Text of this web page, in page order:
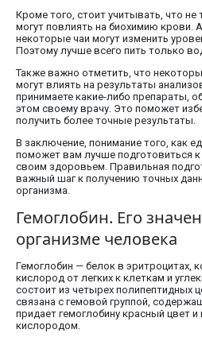
Кроме того, стоит учитывать, что не
могут повлиять на биохимию крови.
некоторые чаи могут изменить
Поэтому лучше всего пить только
Также важно отметить, что
могут влиять на результаты
принимаете какие-либо препараты,
этом своему врачу. Это поможет
получить более точные результаты.
В заключение, понимание того, как
поможет вам лучше подготовиться к
своим здоровьем. Правильная
важный шаг к получению точных
организма.
Гемоглобин. Его
организме человека
Гемоглобин — белок в эритроцитах,
кислород от легких к клеткам и
состоит из четырех полипептидных
связана с гемовой группой,
придает гемоглобину красный цвет
кислородом.